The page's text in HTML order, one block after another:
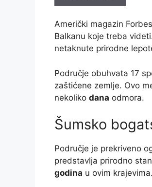
Američki magazin
Balkanu koje treba
netaknute prirodne
Područje obuhvata 17
zaštićene zemlje. Ovo
nekoliko dana odmora.
Šumsko
Područje je prekriveno
predstavlja prirodno
godina u ovim krajevima.